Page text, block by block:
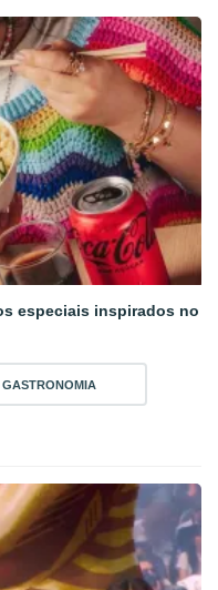
especiais inspirados no